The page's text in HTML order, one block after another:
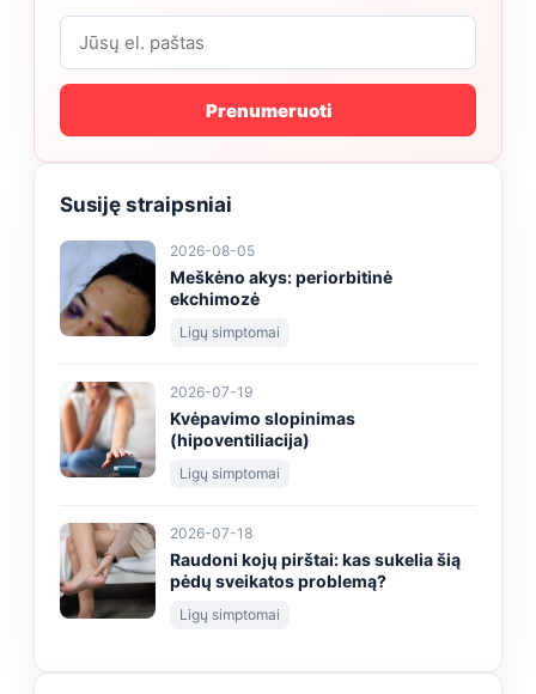
Prenumeruoti
Susiję straipsniai
2026-08-05
Meškėno akys: periorbitinė
ekchimozė
Ligų simptomai
2026-07-19
Kvėpavimo slopinimas
(hipoventiliacija)
Ligų simptomai
2026-07-18
Raudoni kojų pirštai: kas sukelia šią
pėdų sveikatos problemą?
Ligų simptomai